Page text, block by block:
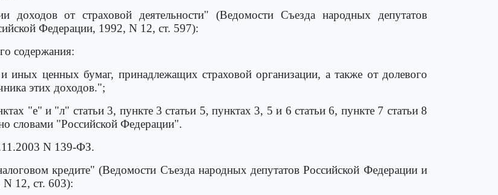
от страховой деятельности" (Ведомости Съезда народных депутатов
Федерации, 1992, N 12, ст. 597):
содержания:
ценных бумаг, принадлежащих страховой организации, а также от долевого
этих доходов.";
"е" и "л" статьи 3, пункте 3 статьи 5, пунктах 3, 5 и 6 статьи 6, пункте 7 статьи 8
словами "Российской Федерации".
N 139-ФЗ.
кредите" (Ведомости Съезда народных депутатов Российской Федерации и
12, ст. 603):